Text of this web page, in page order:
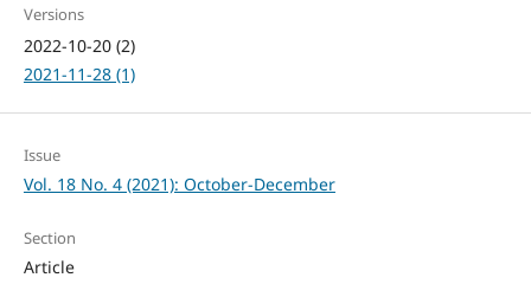
Versions
2022-10-20 (2)
2021-11-28 (1)
Issue
Vol. 18 No. 4 (2021): October-December
Section
Article